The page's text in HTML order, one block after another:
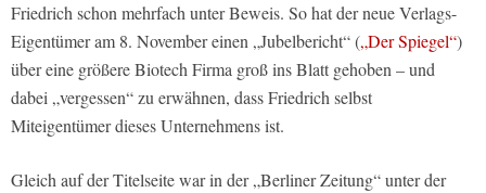
Friedrich schon mehrfach unter Beweis. So hat der neue Verlags-
Eigentümer am 8. November einen „Jubelbericht“ („Der Spiegel“)
über eine größere Biotech Firma groß ins Blatt gehoben – und
dabei „vergessen“ zu erwähnen, dass Friedrich selbst
Miteigentümer dieses Unternehmens ist.
Gleich auf der Titelseite war in der „Berliner Zeitung“ unter der